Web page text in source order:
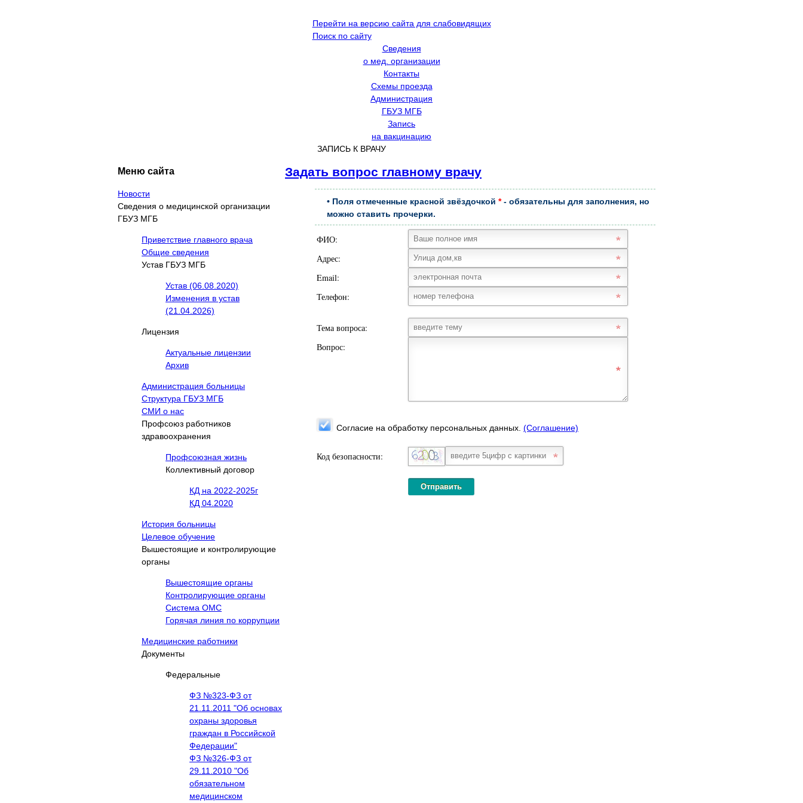
Перейти на версию сайта для слабовидящих
Поиск по сайту
Сведения
о мед. организации
Контакты
Схемы проезда
Администрация
ГБУЗ МГБ
Запись
на вакцинацию
ЗАПИСЬ К ВРАЧУ
Меню сайта
Новости
Сведения о медицинской организации
ГБУЗ МГБ
Приветствие главного врача
Общие сведения
Устав ГБУЗ МГБ
Устав (06.08.2020)
Изменения в устав
(21.04.2026)
Лицензия
Актуальные лицензии
Архив
Администрация больницы
Структура ГБУЗ МГБ
СМИ о нас
Профсоюз работников
здравоохранения
Профсоюзная жизнь
Коллективный договор
КД на 2022-2025г
КД 04.2020
История больницы
Целевое обучение
Вышестоящие и контролирующие
органы
Вышестоящие органы
Контролирующие органы
Система ОМС
Горячая линия по коррупции
Медицинские работники
Документы
Федеральные
ФЗ №323-ФЗ от
21.11.2011 "Об основах
охраны здоровья
граждан в Российской
Федерации"
ФЗ №326-ФЗ от
29.11.2010 "Об
обязательном
медицинском
Задать вопрос главному врачу
• Поля отмеченные красной звёздочкой *- обязательны для заполнения, но
можно ставить прочерки.
ФИО:
Адрес:
Email:
Телефон:
Тема вопроса:
Вопрос:
Согласие на обработку персональных данных. (Соглашение)
Код безопасности:
Отправить